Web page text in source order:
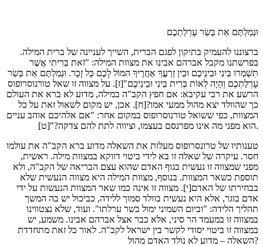
וּנְמַלְתֶּם אֵת בְּשַׂר עָרְלַתְכֶם
ברצוננו להעמיק בתיקון לפגם הברית, השייך לעניינה של ברית המילה.
בפרשתנו מקבל אברהם אבינו את מצוות המילה: "זֹאת בְּרִיתִי אֲשֶׁר
תִּשְׁמְרוּ בֵּינִי וּבֵינֵיכֶם וּבֵין זַרְעֲךָ אַחֲרֶיךָ הִמּוֹל לָכֶם כָּל זָכָר. וּנְמַלְתֶּם אֵת בְּשַׂר
עָרְלַתְכֶם וְהָיָה לְאוֹת בְּרִית בֵּינִי וּבֵינֵיכֶם"[ז]. על מצווה זו שאל טורנוסרופוס
הרשע את רבי עקיבא: אם חפץ הקב"ה במילה, מדוע לא ברא את העולם
כך שהוולד יצא מהול ממעי אמו?[ח]. אכן, יש מקום לשאול זאת על כל
המצוות, כפי ששואל טורנוסרופוס במקום אחר: "אם אלהיכם אוהב עניים
הוא מפני מה אינו מפרנסם בעצמו, וציווה לתת להם צדקה?"[ט].
טענותיו של טרונסרופוס מעלות את השאלה מדוע ברא הקב"ה את עולמו
חסר. עיקרה של שאלה זו בא לידי ביטוי דווקא במצוות מילה. ראשית,
מפני שמצווה זו נעשית בגוף האדם שהוא עצם הבריאה של הקב"ה, ולא
תוספת כשאר המצוות. בנוסף, מצוות המילה היא מצווה הנעשית שלא
בבחירתו של האדם[י]. מצווה זו אינה כמו שאר המצוות הנעשות על ידי
אדם בוגר, אלא היא נעשית בוולד סמוך ללידה, כביכול יש בה המשך
תהליך הלידה: "וביום השמיני ימול בשר ערלתו". ועוד, שלא נצטווינו
במצווה זו במעמד הר סיני, אלא כבר אצל אברהם אבינו. משמע, יש
במצווה זו ביטוי יסודי לקשר בין ישראל לקב"ה. לאור כל זאת מתחדדת
השאלה – מדוע לא נולד האדם מהול?